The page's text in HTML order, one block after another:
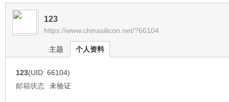
有› ›
123
https://www.chinasilicon.net/?66104
主题 个人资料
123(UID: 66104)
邮箱状态
未验证